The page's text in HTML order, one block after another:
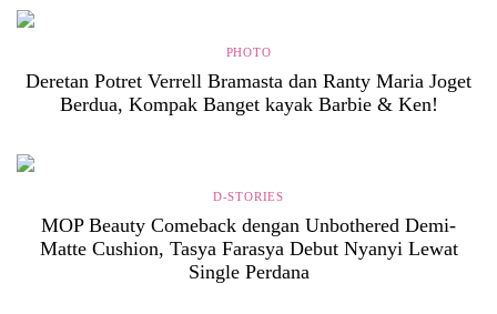
PHOTO
Deretan Potret Verrell Bramasta dan Ranty Maria Joget
Berdua, Kompak Banget kayak Barbie & Ken!
D-STORIES
MOP Beauty Comeback dengan Unbothered Demi-
Matte Cushion, Tasya Farasya Debut Nyanyi Lewat
Single Perdana